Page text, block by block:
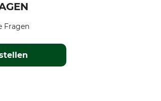
Fragen